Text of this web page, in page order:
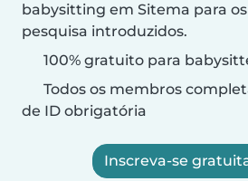
babysitting em Sitema para
pesquisa introduzidos.
100% gratuito para
Todos os membros
de ID obrigatória
Inscreva-se